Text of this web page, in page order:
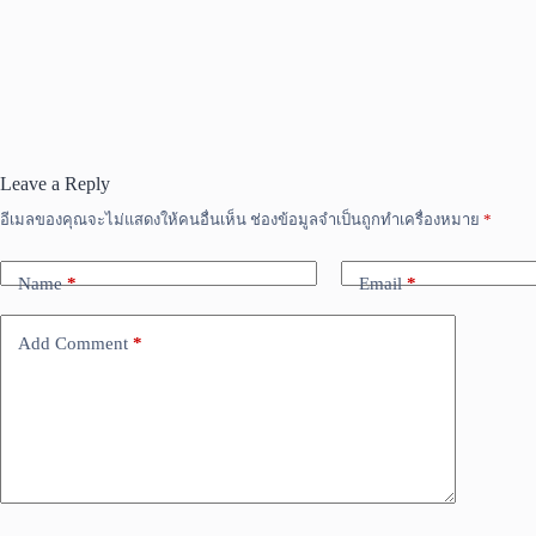
Leave a Reply
อีเมลของคุณจะไม่แสดงให้คนอื่นเห็น ช่องข้อมูลจำเป็นถูกทำเครื่องหมาย *
Name* Email*
Add Comment *